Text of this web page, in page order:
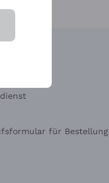
für Bestellung